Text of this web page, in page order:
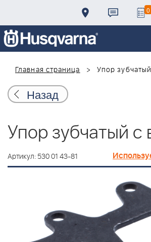
0
Главная страница
Упор
Назад
Упор зубчатый с
Артикул: 530 01 43-81